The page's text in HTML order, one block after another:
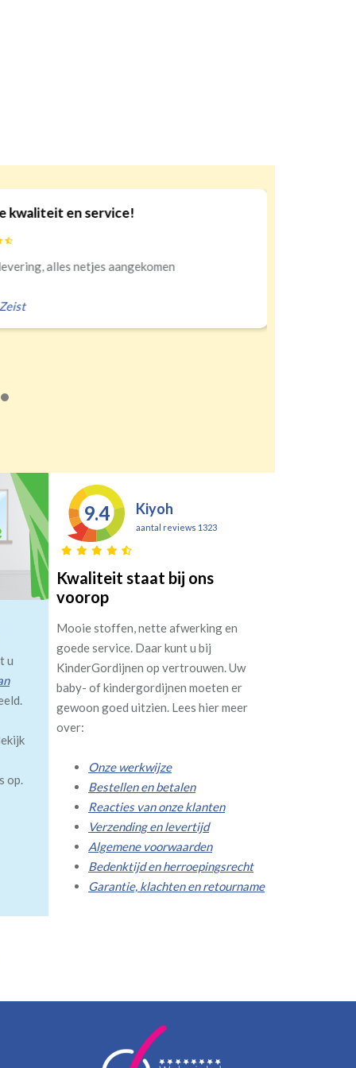
en service!
alles netjes aangekomen
u
op.
9.4 Kiyoh
aantal reviews 1323
Kwaliteit staat bij ons
voorop
Mooie stoffen, nette afwerking en
goede service. Daar kunt u bij
KinderGordijnen op vertrouwen. Uw
baby- of kindergordijnen moeten er
gewoon goed uitzien. Lees hier meer
over:
Onze werkwijze
Bestellen en betalen
Reacties van onze klanten
Verzending en levertijd
Algemene voorwaarden
Bedenktijd en herroepingsrecht
Garantie, klachten en retourname